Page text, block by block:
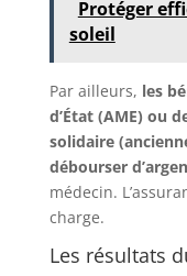
Protéger
soleil
Par ailleurs, les
d’État (AME) ou
solidaire
débourser
médecin.
charge.
Les résultats